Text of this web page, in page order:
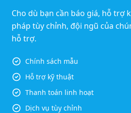
Cho dù bạn cần báo giá, hỗ trợ
pháp tùy chỉnh, đội ngũ của
hỗ trợ.
Chính sách mẫu
Hỗ trợ kỹ thuật
Thanh toán linh hoạt
Dịch vụ tùy chỉnh